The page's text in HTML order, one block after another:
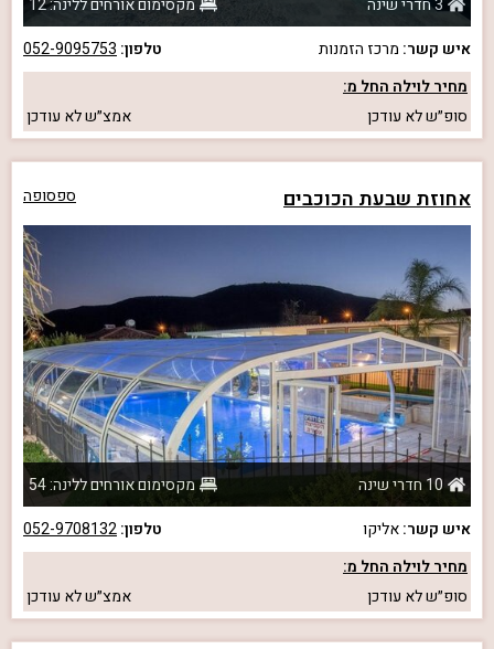
איש קשר: מרכז הזמנות טלפון: 052-9095753
מחיר לוילה החל מ:
סופ״שלא עודכן אמצ״שלא עודכן
אחוזת שבעת הכוכבים ספסופה
10 חדרי שינה
מקסימום אורחים ללינה: 54
איש קשר:אליקו טלפון:052-9708132
מחיר לוילה החל מ:
סופ״שלא עודכן אמצ״שלא עודכן